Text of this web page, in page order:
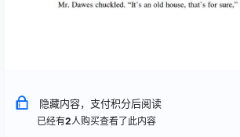
隐藏内容，支付积分后阅读
已经有2人购买查看了此内容